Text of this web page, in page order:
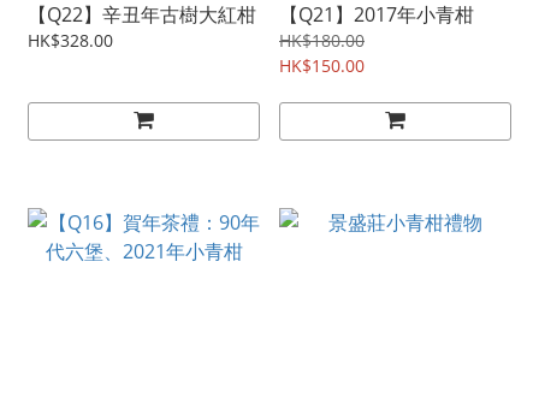
【Q22】辛丑年古樹大紅柑
HK$328.00
【Q21】2017年小青柑
HK$180.00
HK$150.00